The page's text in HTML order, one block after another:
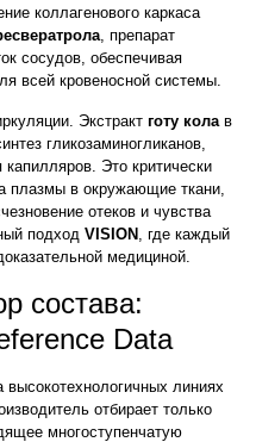
коллагенового каркаса
, препарат
сосудов, обеспечивая
всей кровеносной системы.
Экстрактготу колав
гликозаминогликанов,
Это критически
плазмы в окружающие ткани,
отеков и чувства
подходVISION , где каждый
медициной.
состава:
Data
высокотехнологичных линиях
отбирает только
многоступенчатую